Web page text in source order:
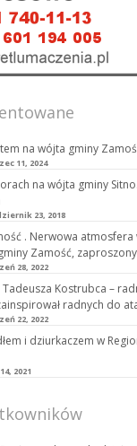
na wójta gminy
11, 2024
na wójta gminy
23, 2018
. Nerwowa
Zamość,
28, 2022
Kostrubca –
radnych do
22, 2022
i dziurkaczem w
2021